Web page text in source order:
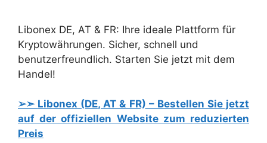
Libonex DE, AT & FR: Ihre ideale Plattform für
Kryptowährungen. Sicher, schnell und
benutzerfreundlich. Starten Sie jetzt mit dem
Handel!
➢➣ Libonex (DE, AT & FR) – Bestellen Sie jetzt
auf der offiziellen Website zum reduzierten
Preis